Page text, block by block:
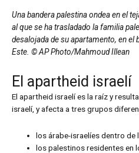
Una bandera palestina ondea en el
al que se ha trasladado la familia
desalojada de su apartamento, en el
Este. © AP Photo/Mahmoud Illean
El apartheid israelí
El apartheid israelí es la raíz y
israelí, y afecta a tres grupos
los árabe-israelíes dentro de
los palestinos residentes en